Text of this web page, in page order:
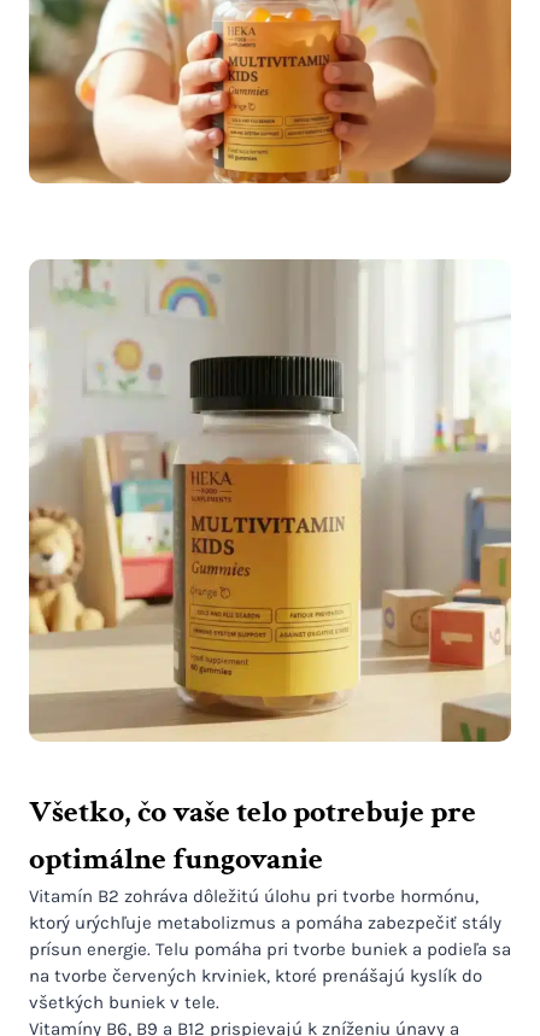
Všetko, čo vaše telo potrebuje pre
optimálne fungovanie
Vitamín B2 zohráva dôležitú úlohu pri tvorbe hormónu,
ktorý urýchľuje metabolizmus a pomáha zabezpečiť stály
prísun energie. Telu pomáha pri tvorbe buniek a podieľa sa
na tvorbe červených krviniek, ktoré prenášajú kyslík do
všetkých buniek v tele.
Vitamíny B6, B9 a B12 prispievajú k zníženiu únavy a